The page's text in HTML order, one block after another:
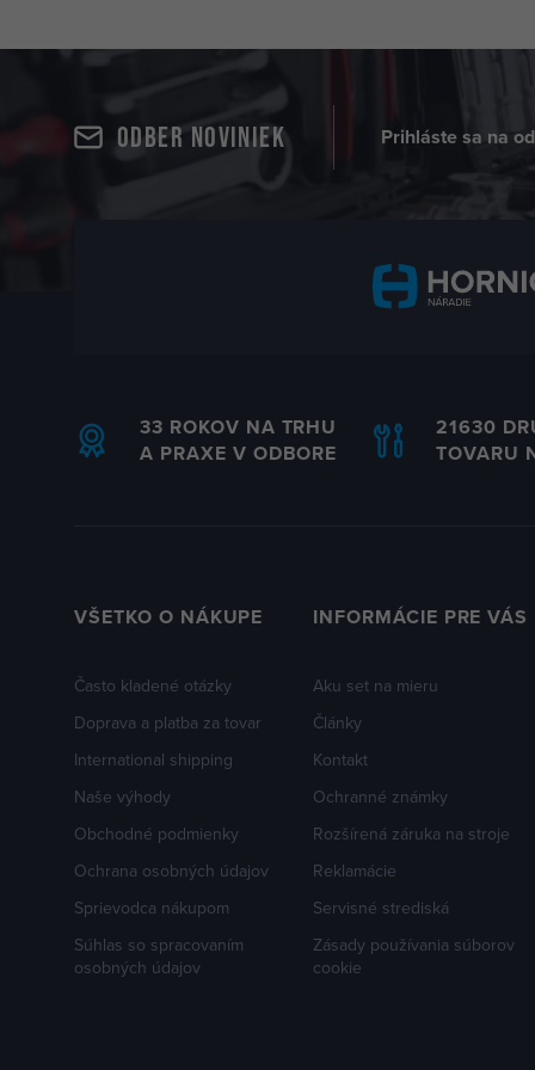
Odber noviniek Prihláste sa na
33 ROKOV NA TRHU
A PRAXE V ODBORE
21630
TOVARU
VŠETKO O NÁKUPE
Často kladené otázky
Doprava a platba za tovar
International shipping
Naše výhody
Obchodné podmienky
Ochrana osobných údajov
Sprievodca nákupom
Súhlas so spracovaním
osobných údajov
INFORMÁCIE PRE VÁS
Aku set na mieru
Články
Kontakt
Ochranné známky
Rozšírená záruka na stroje
Reklamácie
Servisné strediská
Zásady používania súborov
cookie